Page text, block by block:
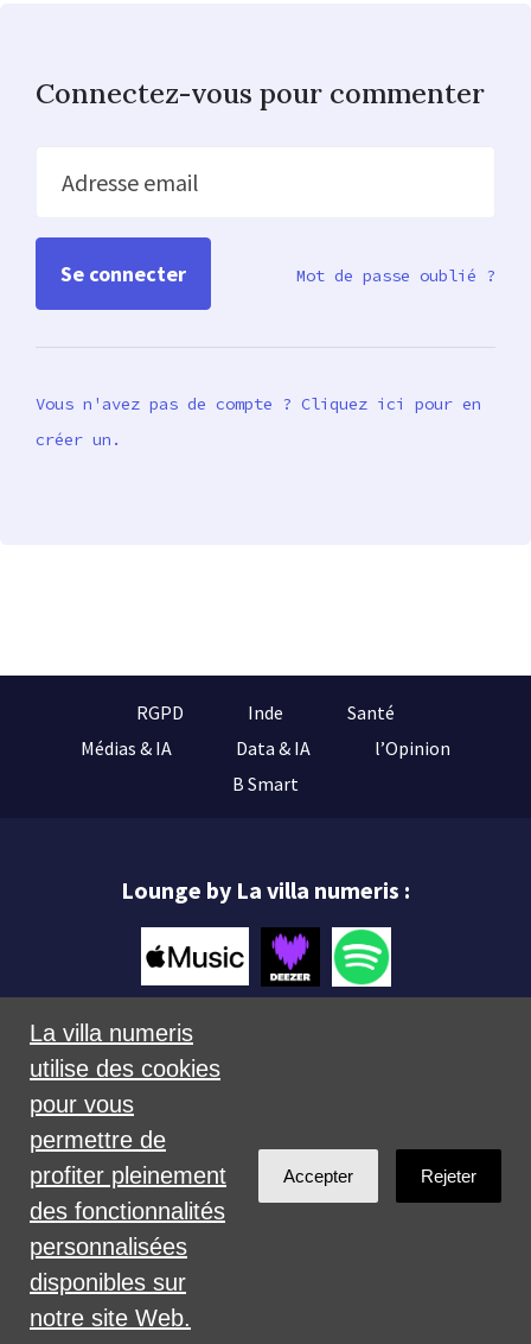
Connectez-vous pour commenter
Adresse email
Mot de passe oublié ?
Vous n'avez pas de compte ? Cliquez ici pour en
créer un.
RGPD Inde
Santé
Médias & IA
Data & IA
l’Opinion
B Smart
Lounge by La villa numeris :
Créé avec
La villa numeris
utilise des cookies
pour vous
permettre de
profiter pleinement
des fonctionnalités
personnalisées
disponibles sur
notre site Web.
Accepter Rejeter